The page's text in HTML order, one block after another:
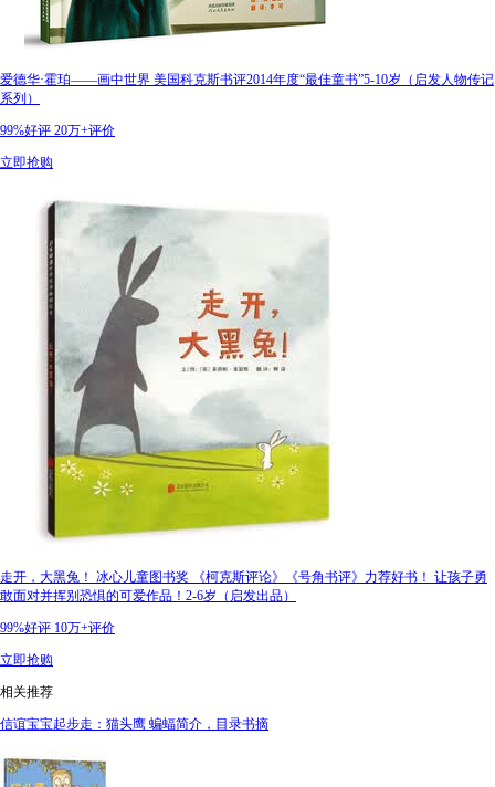
爱德华·霍珀——画中世界 美国科克斯书评2014年度“最佳童书”5-10岁（启发人物传记
系列）
99%好评 20万+评价
立即抢购
走开，大黑兔！ 冰心儿童图书奖 《柯克斯评论》《号角书评》力荐好书！ 让孩子勇
敢面对并挥别恐惧的可爱作品！2-6岁（启发出品）
99%好评 10万+评价
立即抢购
相关推荐
信谊宝宝起步走：猫头鹰 蝙蝠简介，目录书摘